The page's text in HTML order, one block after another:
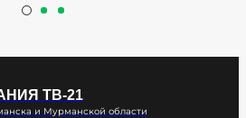
ТВ-21
и Мурманской области